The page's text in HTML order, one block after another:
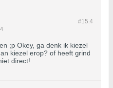
#15.4
;p Okey, ga denk ik kiezel
kiezel erop? of heeft grind
direct!